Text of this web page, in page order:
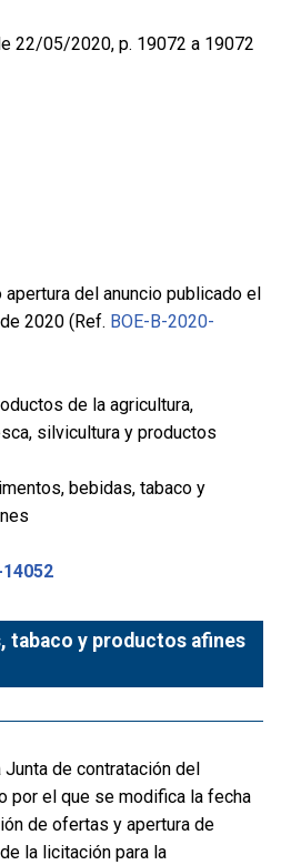
22/05/2020, p. 19072 a 19072
del anuncio publicado el
2020 (Ref. BOE-B-2020-
de la agricultura,
silvicultura y productos
bebidas, tabaco y
14052
tabaco y productos afines
de contratación del
por el que se modifica la fecha
de ofertas y apertura de
la licitación para la